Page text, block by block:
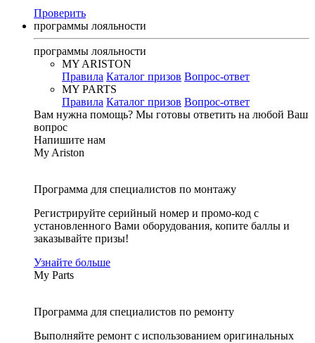
Проверить
программы лояльности
программы лояльности
MY ARISTON
Правила Каталог призов Вопрос-ответ
MY PARTS
Правила Каталог призов Вопрос-ответ
Вам нужна помощь? Мы готовы ответить на любой Ваш
вопрос
Напишите нам
My Ariston
Программа для специалистов по монтажу
Регистрируйте серийный номер и промо-код с
установленного Вами оборудования, копите баллы и
заказывайте призы!
Узнайте больше
My Parts
Программа для специалистов по ремонту
Выполняйте ремонт с использованием оригинальных